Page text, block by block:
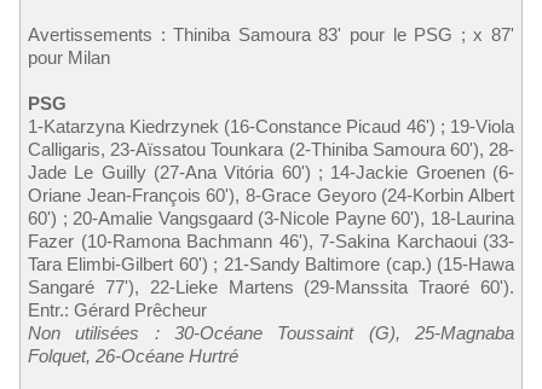
Avertissements : Thiniba Samoura 83' pour le PSG ; x 87'
pour Milan
PSG
1-Katarzyna Kiedrzynek (16-Constance Picaud 46') ; 19-Viola
Calligaris, 23-Aïssatou Tounkara (2-Thiniba Samoura 60'), 28-
Jade Le Guilly (27-Ana Vitória 60') ; 14-Jackie Groenen (6-
Oriane Jean-François 60'), 8-Grace Geyoro (24-Korbin Albert
60') ; 20-Amalie Vangsgaard (3-Nicole Payne 60'), 18-Laurina
Fazer (10-Ramona Bachmann 46'), 7-Sakina Karchaoui (33-
Tara Elimbi-Gilbert 60') ; 21-Sandy Baltimore (cap.) (15-Hawa
Sangaré 77'), 22-Lieke Martens (29-Manssita Traoré 60').
Entr.: Gérard Prêcheur
Non utilisées : 30-Océane Toussaint (G), 25-Magnaba
Folquet, 26-Océane Hurtré